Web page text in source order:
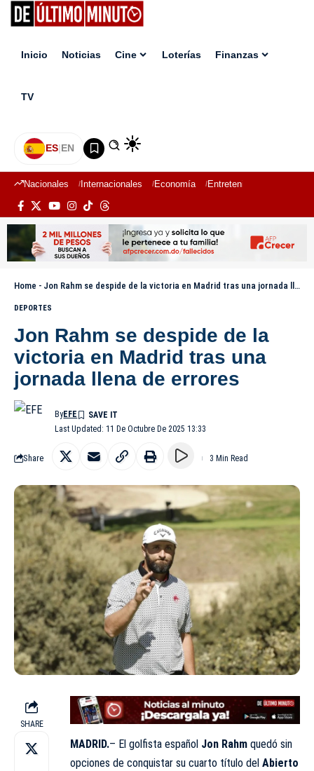
Inicio Noticias Cine Loterías Finanzas
TV
ES|EN
Nacionales Internacionales Economía Entretenimiento
Home - Jon Rahm se despide de la victoria en Madrid tras una jornada llena de errores
DEPORTES
Jon Rahm se despide de la
victoria en Madrid tras una
jornada llena de errores
Last Updated: 11 De Octubre De 2025 13:33
ByEFE
Share 3 Min Read
SHARE
MADRID.– El golfista español Jon Rahm quedó sin
opciones de conquistar su cuarto título del Abierto